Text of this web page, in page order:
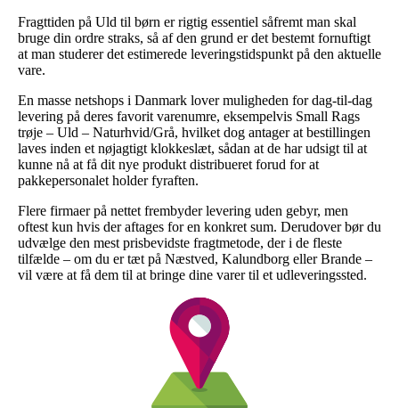
Fragttiden på Uld til børn er rigtig essentiel såfremt man skal
bruge din ordre straks, så af den grund er det bestemt fornuftigt
at man studerer det estimerede leveringstidspunkt på den aktuelle
vare.
En masse netshops i Danmark lover muligheden for dag-til-dag
levering på deres favorit varenumre, eksempelvis Small Rags
trøje – Uld – Naturhvid/Grå, hvilket dog antager at bestillingen
laves inden et nøjagtigt klokkeslæt, sådan at de har udsigt til at
kunne nå at få dit nye produkt distribueret forud for at
pakkepersonalet holder fyraften.
Flere firmaer på nettet frembyder levering uden gebyr, men
oftest kun hvis der aftages for en konkret sum. Derudover bør du
udvælge den mest prisbevidste fragtmetode, der i de fleste
tilfælde – om du er tæt på Næstved, Kalundborg eller Brande –
vil være at få dem til at bringe dine varer til et udleveringssted.